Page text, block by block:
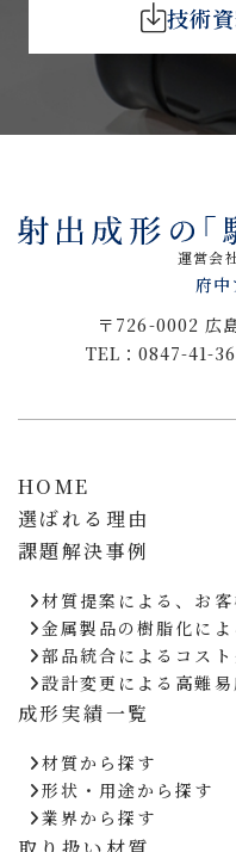
技術
運営会
府
〒726-0002 広
TEL：0847-41-
HOME
選ばれる理由
課題解決事例
材質提案による、お
金属製品の樹脂化に
部品統合によるコスト
設計変更による高難
成形実績一覧
材質から探す
形状・用途から探す
業界から探す